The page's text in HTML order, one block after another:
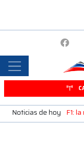
Noticias de hoy F1: